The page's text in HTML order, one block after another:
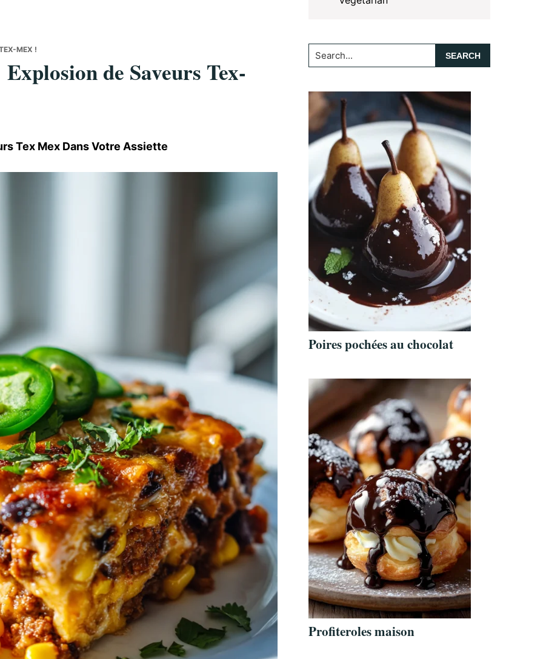
MEX !
de Saveurs Tex-
Tex Mex Dans Votre Assiette
Search...
Poires pochées au chocolat
Profiteroles maison